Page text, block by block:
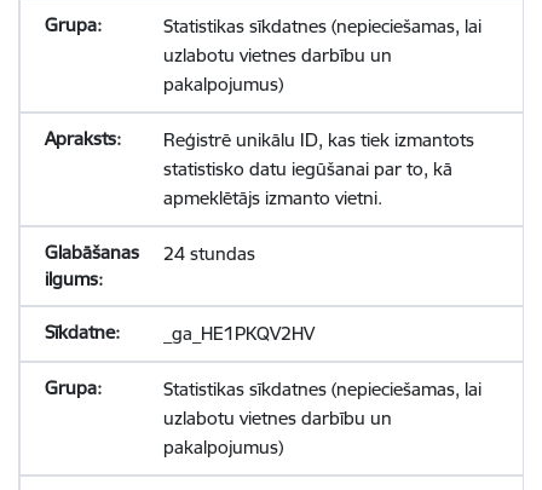
Statistikas sīkdatnes (nepieciešamas, lai
uzlabotu vietnes darbību un
pakalpojumus)
Reģistrē unikālu ID, kas tiek izmantots
statistisko datu iegūšanai par to, kā
apmeklētājs izmanto vietni.
24 stundas
_ga_HE1PKQV2HV
Statistikas sīkdatnes (nepieciešamas, lai
uzlabotu vietnes darbību un
pakalpojumus)